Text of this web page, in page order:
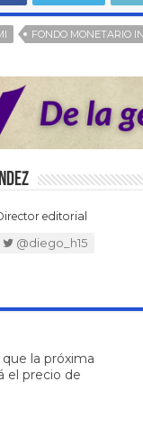
FONDO MONETARIO
editorial
@diego_h15
la próxima
el precio de